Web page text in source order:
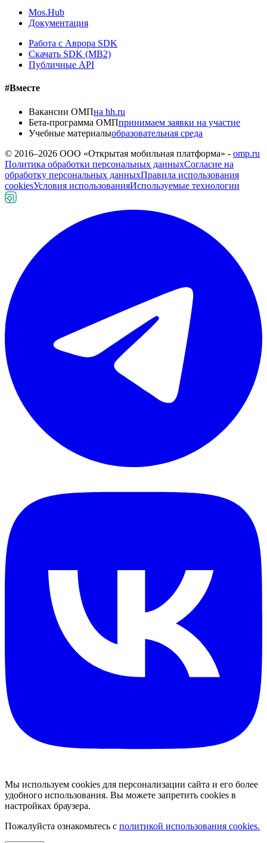
Mos.Hub
Документация
Работа с Аврора SDK
Скачать SDK (MB2)
Публичные API
#Вместе
Вакансии ОМПна hh.ru
Бета-программа ОМПпринимаем заявки на участие
Учебные материалыобразовательная среда
© 2016–2026 ООО «Открытая мобильная платформа» - omp.ru
Политика обработки персональных данныхСогласие на
обработку персональных данныхПравила использования
cookiesУсловия использованияИспользуемые технологии
Мы используем cookies для персонализации сайта и его более
удобного использования. Вы можете запретить cookies в
настройках браузера.
Пожалуйста ознакомьтесь с политикой использования cookies.